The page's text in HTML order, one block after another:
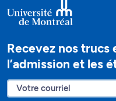
Recevez nos trucs
l’admission et les